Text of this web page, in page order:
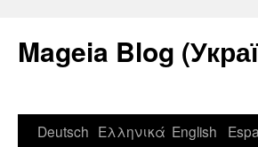
Mageia Blog
Deutsch Ελληνικά English